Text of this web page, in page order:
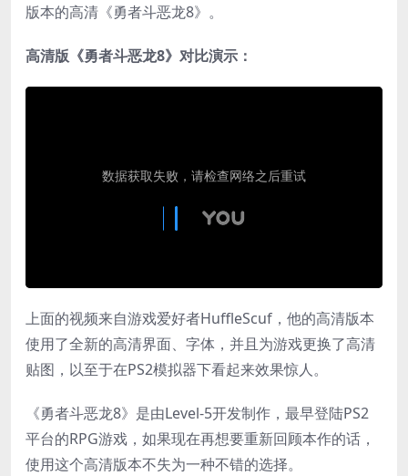
版本的高清《勇者斗恶龙8》。
高清版《勇者斗恶龙8》对比演示：
上面的视频来自游戏爱好者HuffleScuf，他的高清版本
使用了全新的高清界面、字体，并且为游戏更换了高清
贴图，以至于在PS2模拟器下看起来效果惊人。
《勇者斗恶龙8》是由Level-5开发制作，最早登陆PS2
平台的RPG游戏，如果现在再想要重新回顾本作的话，
使用这个高清版本不失为一种不错的选择。